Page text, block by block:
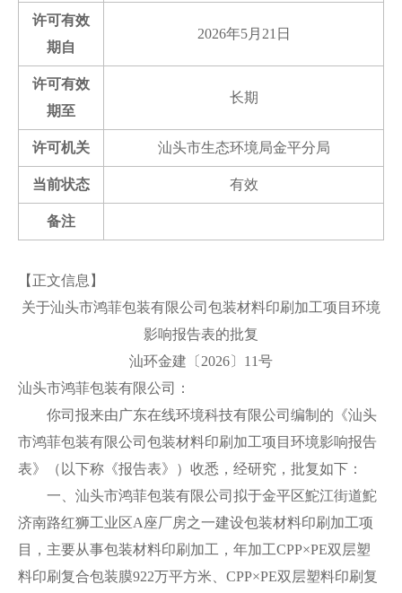
许可有效
期自
2026年5月21日
许可有效
期至
长期
许可机关 汕头市生态环境局金平分局
当前状态 有效
备注
【正文信息】
关于汕头市鸿菲包装有限公司包装材料印刷加工项目环境
影响报告表的批复
汕环金建〔2026〕11号
汕头市鸿菲包装有限公司：
你司报来由广东在线环境科技有限公司编制的《汕头
市鸿菲包装有限公司包装材料印刷加工项目环境影响报告
表》（以下称《报告表》）收悉，经研究，批复如下：
一、汕头市鸿菲包装有限公司拟于金平区鮀江街道鮀
济南路红狮工业区A座厂房之一建设包装材料印刷加工项
目，主要从事包装材料印刷加工，年加工CPP×PE双层塑
料印刷复合包装膜922万平方米、CPP×PE双层塑料印刷复